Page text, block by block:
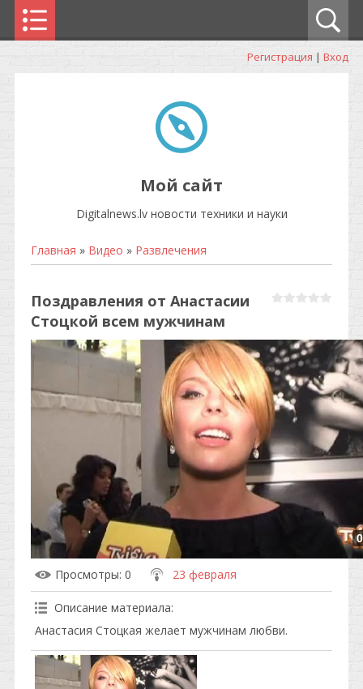
Регистрация | Вход
Мой сайт
Digitalnews.lv новости техники и науки
Главная » Видео » Развлечения
Поздравления от Анастасии
Стоцкой всем мужчинам
Просмотры: 0 23 февраля
Описание материала:
Анастасия Стоцкая желает мужчинам любви.